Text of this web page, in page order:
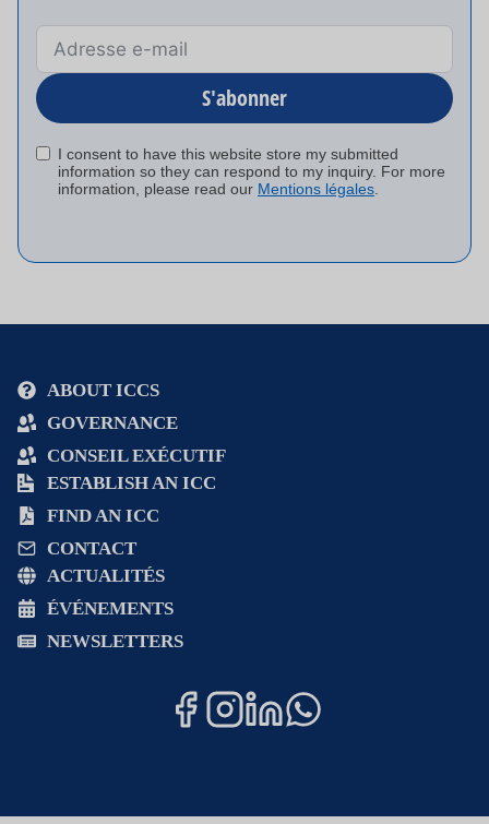
S'abonner
I consent to have this website store my submitted
information so they can respond to my inquiry. For more
information, please read our Mentions légales.
:
ABOUT ICCS
GOVERNANCE
CONSEIL EXÉCUTIF
ESTABLISH AN ICC
FIND AN ICC
CONTACT
ACTUALITÉS
ÉVÉNEMENTS
NEWSLETTERS